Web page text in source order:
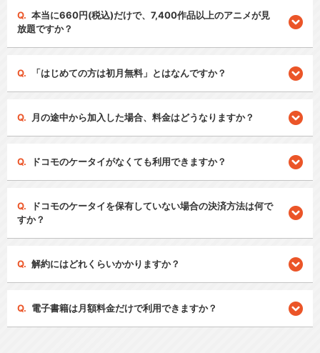
本当に660円(税込)だけで、7,400作品以上のアニメが見
放題ですか？
「はじめての方は初月無料」とはなんですか？
月の途中から加入した場合、料金はどうなりますか？
ドコモのケータイがなくても利用できますか？
ドコモのケータイを保有していない場合の決済方法は何で
すか？
解約にはどれくらいかかりますか？
電子書籍は月額料金だけで利用できますか？